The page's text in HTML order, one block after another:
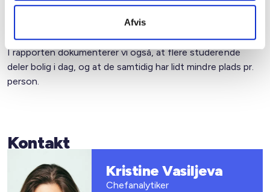
Afvis
Kilde: BL's egne beregninger på baggrund af Danmarks
I rapporten dokumenterer vi også, at flere studerende
deler bolig i dag, og at de samtidig har lidt mindre plads pr.
person.
Kontakt
Kristine Vasiljeva
Chefanalytiker